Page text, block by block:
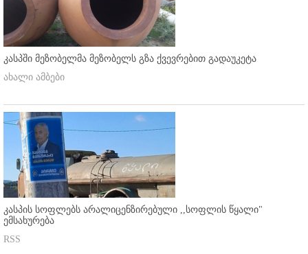
კასპში მეზობელმა მეზობელს გზა ქვევრებით გადაუკეტა
ახალი ამბები
კასპის სოფლებს არალიცენზირებული ,,სოფლის წყალი"
ემსახურება
RSS